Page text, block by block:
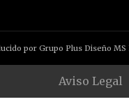
por Grupo Plus Diseño
Aviso Legal